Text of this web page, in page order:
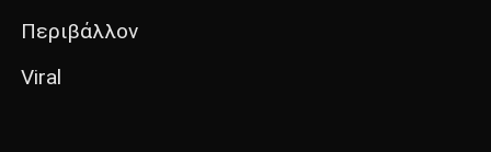
Περιβάλλον
Viral